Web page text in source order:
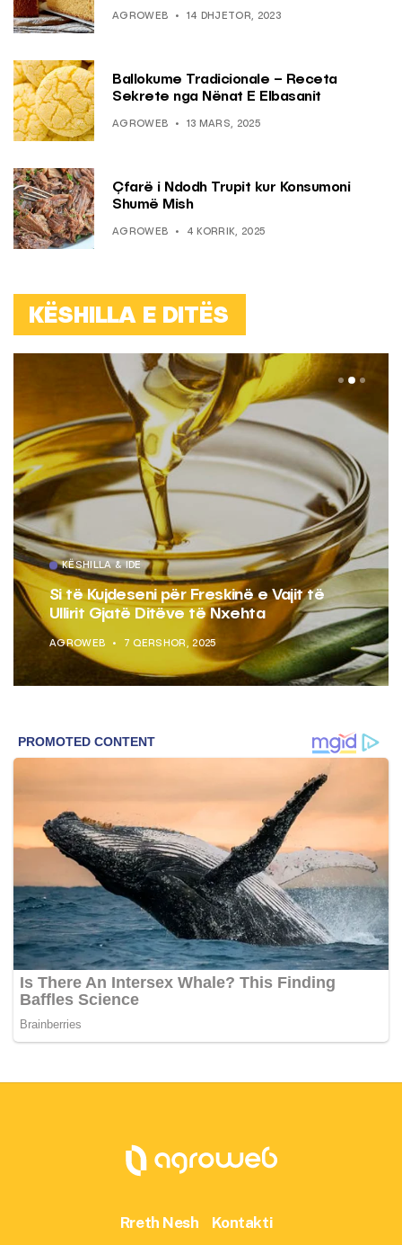
AGROWEB 14 DHJETOR, 2023
Ballokume Tradicionale – Receta
Sekrete nga Nënat E Elbasanit
AGROWEB 13 MARS, 2025
Çfarë i Ndodh Trupit kur Konsumoni
Shumë Mish
AGROWEB 4 KORRIK, 2025
KËSHILLA E DITËS
KËSHILLA & IDE
Si të Kujdeseni për Freskinë e Vajit të
Ullirit Gjatë Ditëve të Nxehta
AGROWEB 7 QERSHOR, 2025
Rreth Nesh Kontakti